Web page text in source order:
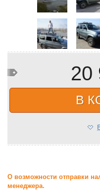
20
В
О возможности отправки
менеджера.